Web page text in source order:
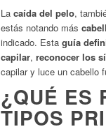
La caída del pelo,
estás notando más
indicado. Esta guía
capilar, reconocer los
capilar y luce un cabello
¿QUÉ ES
TIPOS